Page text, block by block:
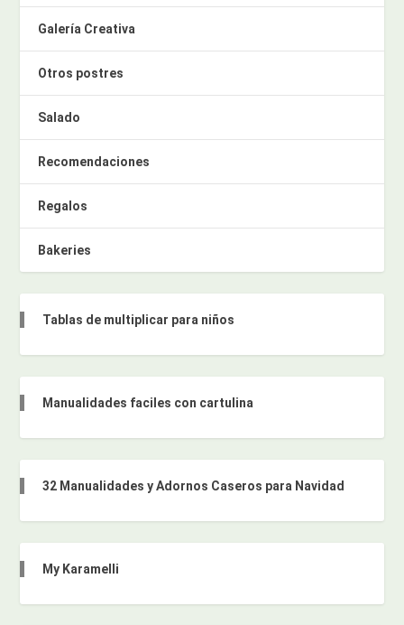
Galería Creativa
Otros postres
Salado
Recomendaciones
Regalos
Bakeries
Tablas de multiplicar para niños
Manualidades faciles con cartulina
32 Manualidades y Adornos Caseros para Navidad
My Karamelli